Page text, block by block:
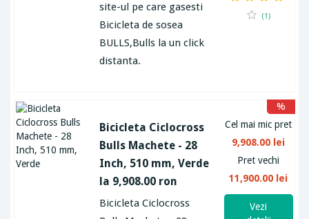
site-ul pe care gasesti
Bicicleta de sosea
BULLS,Bulls la un click
distanta.
(1)
Bicicleta Ciclocross
Bulls Machete - 28
Inch, 510 mm, Verde
la 9,908.00 ron
Bicicleta Ciclocross
Cel mai mic pret
9,908.00 lei
Pret vechi
11,900.00 lei
%
Vezi